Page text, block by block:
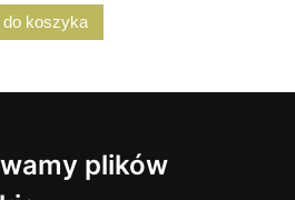
plików
do koszyka
Pomoc